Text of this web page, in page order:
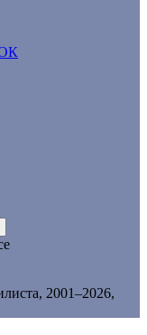
2001–2026,